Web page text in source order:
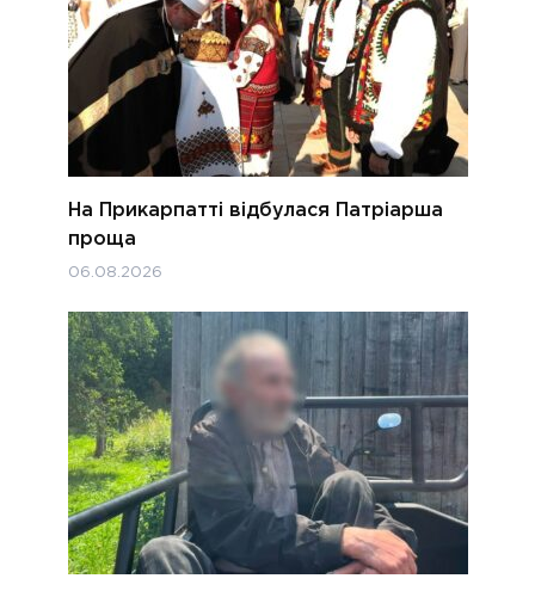
На Прикарпатті відбулася Патріарша
проща
06.08.2026